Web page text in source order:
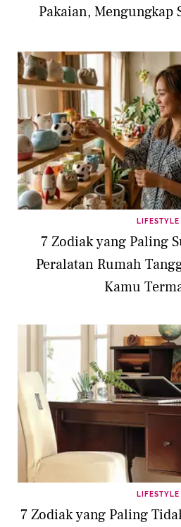
Pakaian, Mengungkap
LIFESTYLE
7 Zodiak yang Paling
Peralatan Rumah
Kamu
LIFESTYLE
7 Zodiak yang Paling